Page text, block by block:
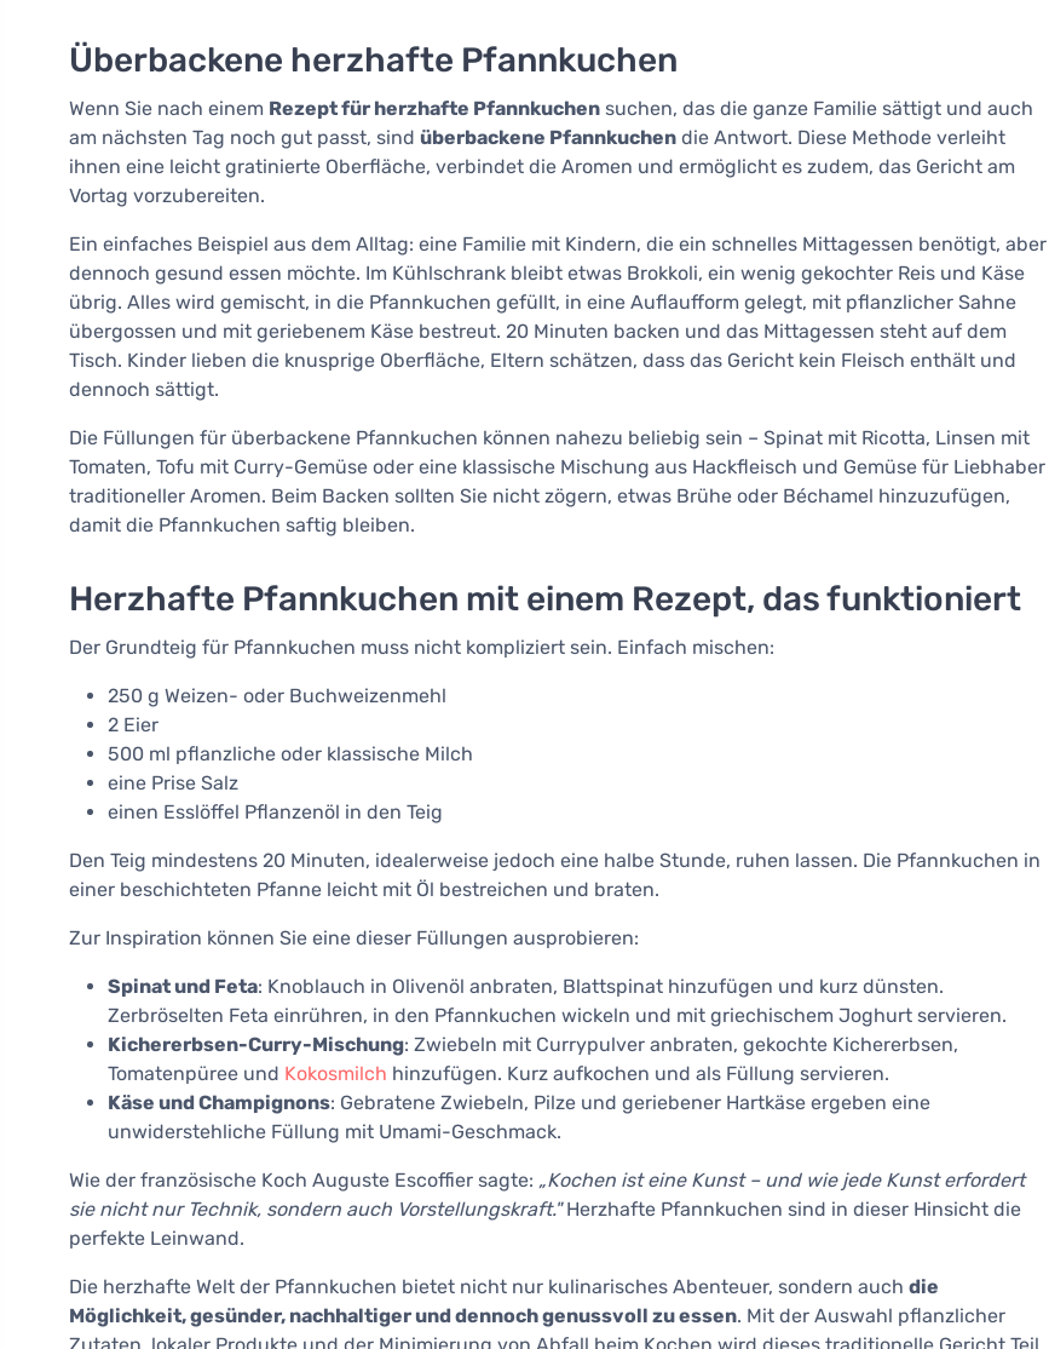
Überbackene herzhafte Pfannkuchen
Wenn Sie nach einem Rezept für herzhafte Pfannkuchen suchen, das die ganze Familie sättigt und auch
am nächsten Tag noch gut passt, sind überbackene Pfannkuchen die Antwort. Diese Methode verleiht
ihnen eine leicht gratinierte Oberfläche, verbindet die Aromen und ermöglicht es zudem, das Gericht am
Vortag vorzubereiten.
Ein einfaches Beispiel aus dem Alltag: eine Familie mit Kindern, die ein schnelles Mittagessen benötigt, aber
dennoch gesund essen möchte. Im Kühlschrank bleibt etwas Brokkoli, ein wenig gekochter Reis und Käse
übrig. Alles wird gemischt, in die Pfannkuchen gefüllt, in eine Auflaufform gelegt, mit pflanzlicher Sahne
übergossen und mit geriebenem Käse bestreut. 20 Minuten backen und das Mittagessen steht auf dem
Tisch. Kinder lieben die knusprige Oberfläche, Eltern schätzen, dass das Gericht kein Fleisch enthält und
dennoch sättigt.
Die Füllungen für überbackene Pfannkuchen können nahezu beliebig sein – Spinat mit Ricotta, Linsen mit
Tomaten, Tofu mit Curry-Gemüse oder eine klassische Mischung aus Hackfleisch und Gemüse für Liebhaber
traditioneller Aromen. Beim Backen sollten Sie nicht zögern, etwas Brühe oder Béchamel hinzuzufügen,
damit die Pfannkuchen saftig bleiben.
Herzhafte Pfannkuchen mit einem Rezept, das funktioniert
Der Grundteig für Pfannkuchen muss nicht kompliziert sein. Einfach mischen:
250 g Weizen- oder Buchweizenmehl
2 Eier
500 ml pflanzliche oder klassische Milch
eine Prise Salz
einen Esslöffel Pflanzenöl in den Teig
Den Teig mindestens 20 Minuten, idealerweise jedoch eine halbe Stunde, ruhen lassen. Die Pfannkuchen in
einer beschichteten Pfanne leicht mit Öl bestreichen und braten.
Zur Inspiration können Sie eine dieser Füllungen ausprobieren:
Spinat und Feta: Knoblauch in Olivenöl anbraten, Blattspinat hinzufügen und kurz dünsten.
Zerbröselten Feta einrühren, in den Pfannkuchen wickeln und mit griechischem Joghurt servieren.
Kichererbsen-Curry-Mischung: Zwiebeln mit Currypulver anbraten, gekochte Kichererbsen,
Tomatenpüree und Kokosmilch hinzufügen. Kurz aufkochen und als Füllung servieren.
Käse und Champignons: Gebratene Zwiebeln, Pilze und geriebener Hartkäse ergeben eine
unwiderstehliche Füllung mit Umami-Geschmack.
Wie der französische Koch Auguste Escoffier sagte: „Kochen ist eine Kunst – und wie jede Kunst erfordert
sie nicht nur Technik, sondern auch Vorstellungskraft."Herzhafte Pfannkuchen sind in dieser Hinsicht die
perfekte Leinwand.
Die herzhafte Welt der Pfannkuchen bietet nicht nur kulinarisches Abenteuer, sondern auch die
Möglichkeit, gesünder, nachhaltiger und dennoch genussvoll zu essen. Mit der Auswahl pflanzlicher